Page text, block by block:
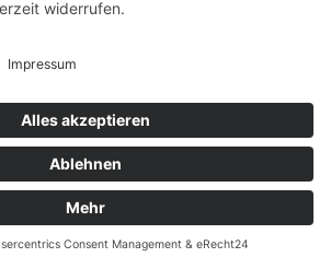
Geschichtsschreiber.
Video starten
Hütten: Bünsdorf: Die Schirnau
Ein kleiner Fluss, eigentlich ein Bach,